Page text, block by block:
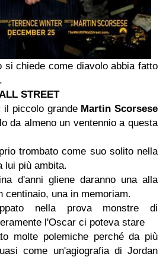
si chiede come diavolo abbia fatto
STREET
il piccolo grande Martin Scorsese
da almeno un ventennio a questa
trombato come suo solito nella
lui più ambita.
d'anni gliene daranno una alla
centinaio, una in memoriam.
nella prova monstre di
l'Oscar ci poteva stare
molte polemiche perché da più
come un'agiografia di Jordan